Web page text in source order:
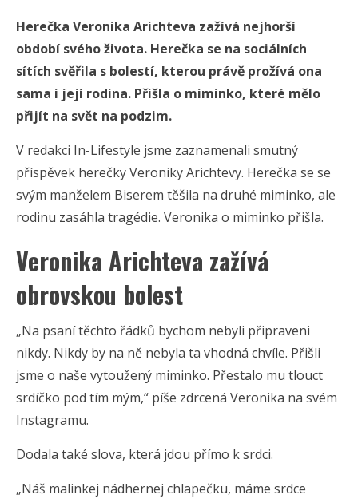
Herečka Veronika Arichteva zažívá nejhorší
období svého života. Herečka se na sociálních
sítích svěřila s bolestí, kterou právě prožívá ona
sama i její rodina. Přišla o miminko, které mělo
přijít na svět na podzim.
V redakci In-Lifestyle jsme zaznamenali smutný
příspěvek herečky Veroniky Arichtevy. Herečka se se
svým manželem Biserem těšila na druhé miminko, ale
rodinu zasáhla tragédie. Veronika o miminko přišla.
Veronika Arichteva zažívá
obrovskou bolest
„Na psaní těchto řádků bychom nebyli připraveni
nikdy. Nikdy by na ně nebyla ta vhodná chvíle. Přišli
jsme o naše vytoužený miminko. Přestalo mu tlouct
srdíčko pod tím mým,“ píše zdrcená Veronika na svém
Instagramu.
Dodala také slova, která jdou přímo k srdci.
„Náš malinkej nádhernej chlapečku, máme srdce